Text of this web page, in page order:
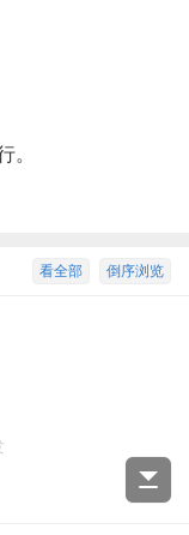
。
倒序浏览
看全部